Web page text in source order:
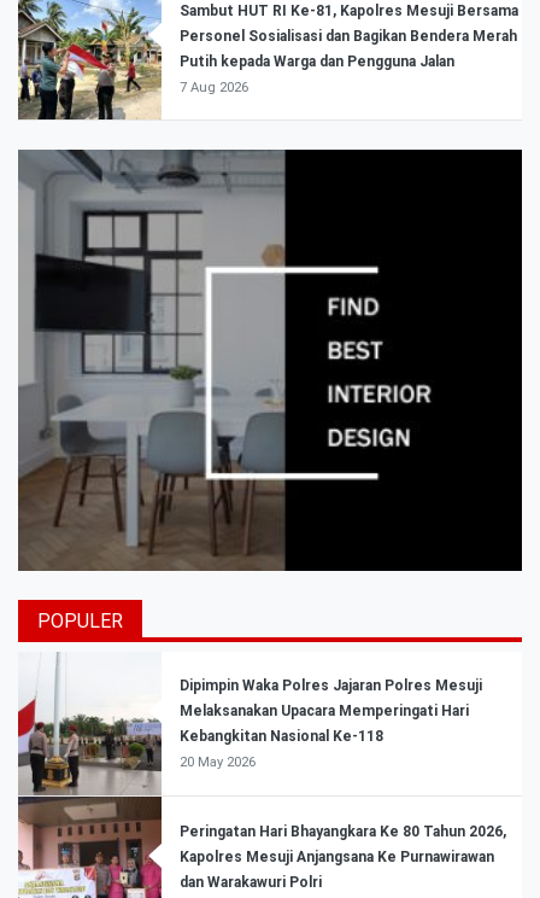
Sambut HUT RI Ke-81, Kapolres Mesuji Bersama
Personel Sosialisasi dan Bagikan Bendera Merah
Putih kepada Warga dan Pengguna Jalan
7 Aug 2026
POPULER
Dipimpin Waka Polres Jajaran Polres Mesuji
Melaksanakan Upacara Memperingati Hari
Kebangkitan Nasional Ke-118
20 May 2026
Peringatan Hari Bhayangkara Ke 80 Tahun 2026,
Kapolres Mesuji Anjangsana Ke Purnawirawan
dan Warakawuri Polri